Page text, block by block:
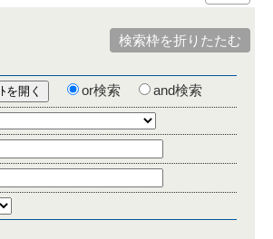
検索枠を折りたたむ
or検索 and検索